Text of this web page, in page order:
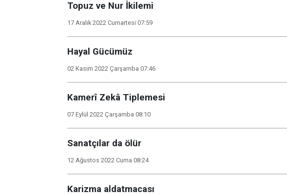
Topuz ve Nur İkilemi
17 Aralık 2022 Cumartesi 07:59
Hayal Gücümüz
02 Kasım 2022 Çarşamba 07:46
Kamerî Zekâ Tiplemesi
07 Eylül 2022 Çarşamba 08:10
Sanatçılar da ölür
12 Ağustos 2022 Cuma 08:24
Karizma aldatmacası